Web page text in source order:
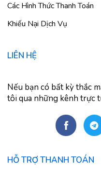
Các Hình Thức Thanh Toán
Khiếu Nại Dịch Vụ
LIÊN HỆ
Nếu bạn có bất kỳ thắc
tôi qua những kênh trực
HỖ TRỢ THANH TOÁN